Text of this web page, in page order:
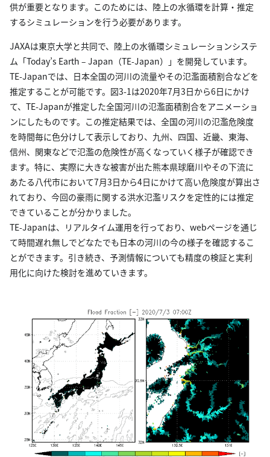
供が重要となります。このためには、陸上の水循環を計算・推定
するシミュレーションを行う必要があります。
JAXAは東京大学と共同で、陸上の水循環シミュレーションシステ
ム「Today’s Earth – Japan（TE-Japan）」を開発しています。
TE-Japanでは、日本全国の河川の流量やその氾濫面積割合などを
推定することが可能です。図3-1は2020年7月3日から6日にかけ
て、TE-Japanが推定した全国河川の氾濫面積割合をアニメーショ
ンにしたものです。この推定結果では、全国の河川の氾濫危険度
を時間毎に色分けして表示しており、九州、四国、近畿、東海、
信州、関東などで氾濫の危険性が高くなっていく様子が確認でき
ます。特に、実際に大きな被害が出た熊本県球磨川やその下流に
あたる八代市において7月3日から4日にかけて高い危険度が算出さ
れており、今回の豪雨に関する洪水氾濫リスクを定性的には推定
できていることが分かりました。
TE-Japanは、リアルタイム運用を行っており、webページを通じ
て時間遅れ無しでどなたでも日本の河川の今の様子を確認するこ
とができます。引き続き、予測情報についても精度の検証と実利
用化に向けた検討を進めていきます。